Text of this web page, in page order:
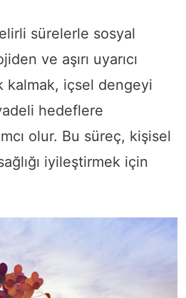
sürelerle sosyal
ve aşırı uyarıcı
kalmak, içsel dengeyi
hedeflere
olur. Bu süreç, kişisel
iyileştirmek için